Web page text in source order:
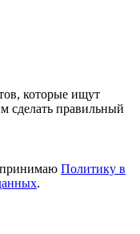
которые ищут
сделать правильный
принимаю Политику в
.